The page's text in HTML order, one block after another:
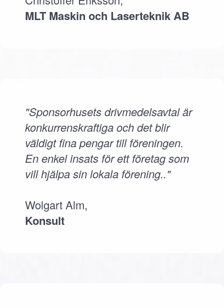
MLT Maskin och Laserteknik AB
"Sponsorhusets drivmedelsavtal är
konkurrenskraftiga och det blir
väldigt fina pengar till föreningen.
En enkel insats för ett företag som
vill hjälpa sin lokala förening.."
Wolgart Alm,
Konsult